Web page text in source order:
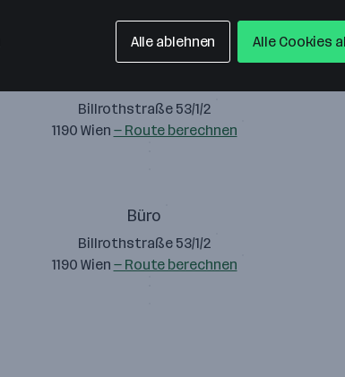
Billrothstraße 53/1/2
1190 Wien — Route berechnen
Büro
Billrothstraße 53/1/2
1190 Wien — Route berechnen
Alle ablehnen Alle Cookies